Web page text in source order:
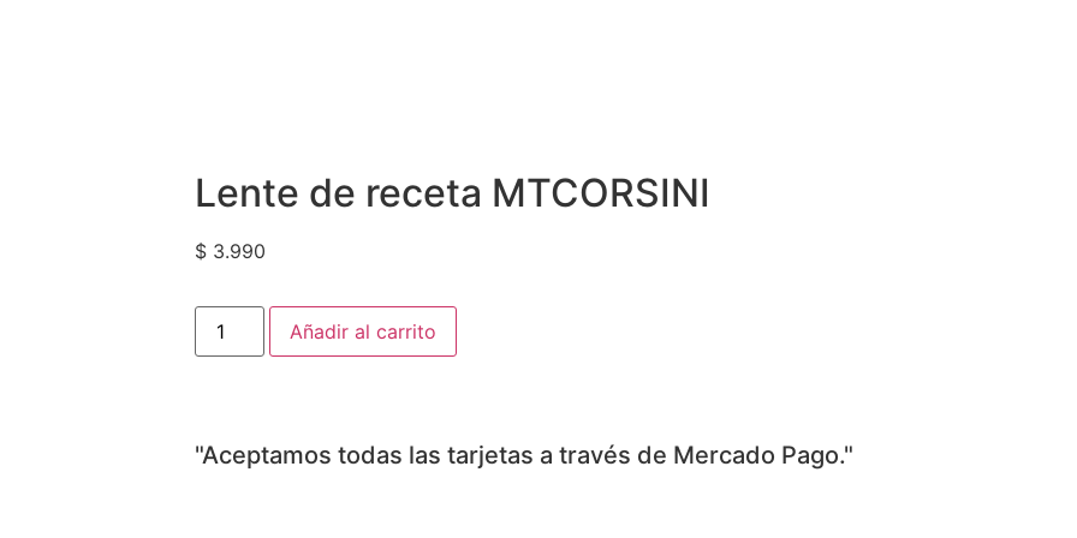
Lente de receta MTCORSINI
$ 3.990
Añadir al carrito
"Aceptamos todas las tarjetas a través de Mercado Pago."